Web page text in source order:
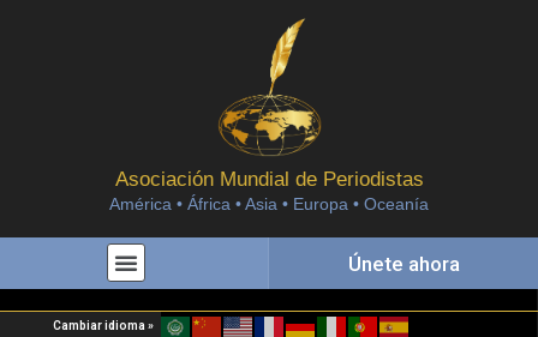
Asociación Mundial de Periodistas
América • África • Asia • Europa • Oceanía
Únete ahora
Cambiar idioma »